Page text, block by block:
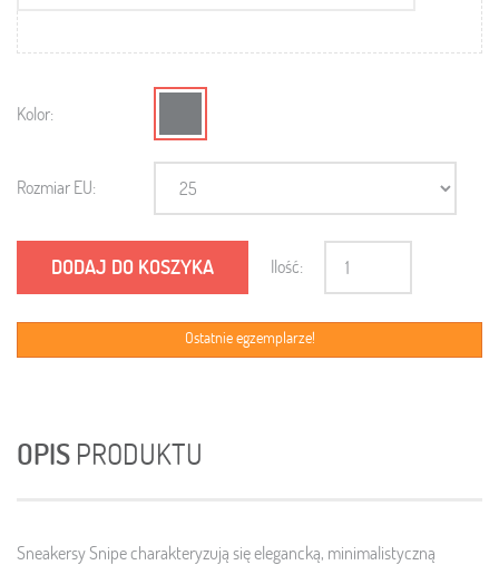
Kolor:
Rozmiar EU:
DODAJ DO KOSZYKA Ilość:
Ostatnie egzemplarze!
OPIS PRODUKTU
Sneakersy Snipe charakteryzują się elegancką, minimalistyczną